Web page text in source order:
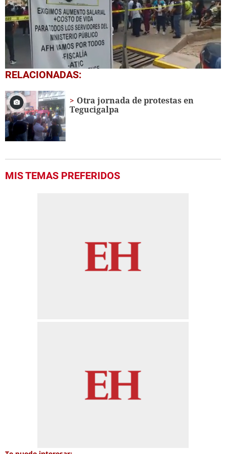
0
seconds
29
seconds
RELACIONADAS:
Otra jornada de protestas en
Tegucigalpa
MIS TEMAS PREFERIDOS